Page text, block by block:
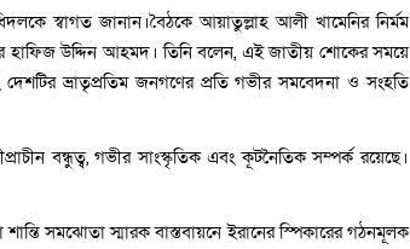
স্বাগত জানান।বৈঠকে আয়াতুল্লাহ আলী খামেনির নির্মম
হাফিজ উদ্দিন আহমদ। তিনি বলেন, এই জাতীয় শোকের সময়ে
ভ্রাতৃপ্রতিম জনগণের প্রতি গভীর সমবেদনা ও সংহতি
বন্ধুত্ব, গভীর সাংস্কৃতিক এবং কূটনৈতিক সম্পর্ক রয়েছে।
শান্তি সমঝোতা স্মারক বাস্তবায়নে ইরানের স্পিকারের গঠনমূলক